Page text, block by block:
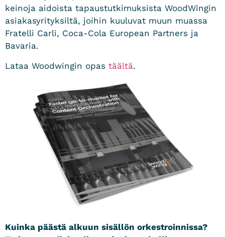
keinoja aidoista tapaustutkimuksista WoodWingin
asiakasyrityksiltä, joihin kuuluvat muun muassa
Fratelli Carli, Coca-Cola European Partners ja
Bavaria.
Lataa Woodwingin opas täältä.
Kuinka päästä alkuun sisällön orkestroinnissa?